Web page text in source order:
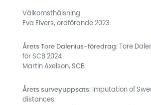
Välkomsthälsning
Eva Elvers, ordförande 2023
Årets Tore Dalenius-föredrag: Tore
för SCB 2024
Martin Axelson, SCB
Årets surveyuppsats: Imputation of
distances